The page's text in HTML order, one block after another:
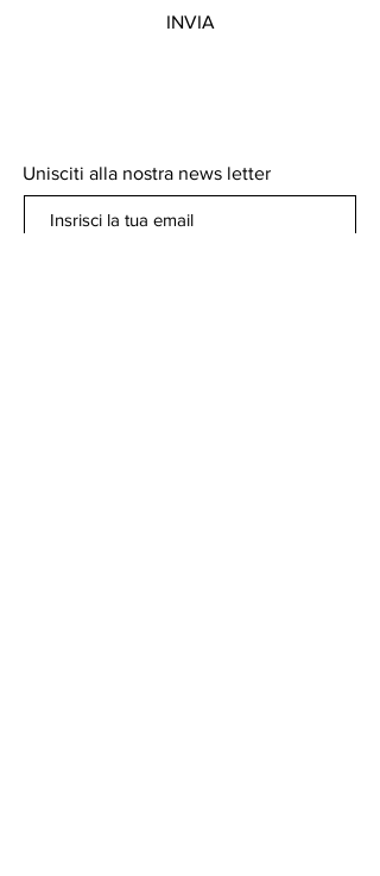
INVIA
Unisciti alla nostra news letter